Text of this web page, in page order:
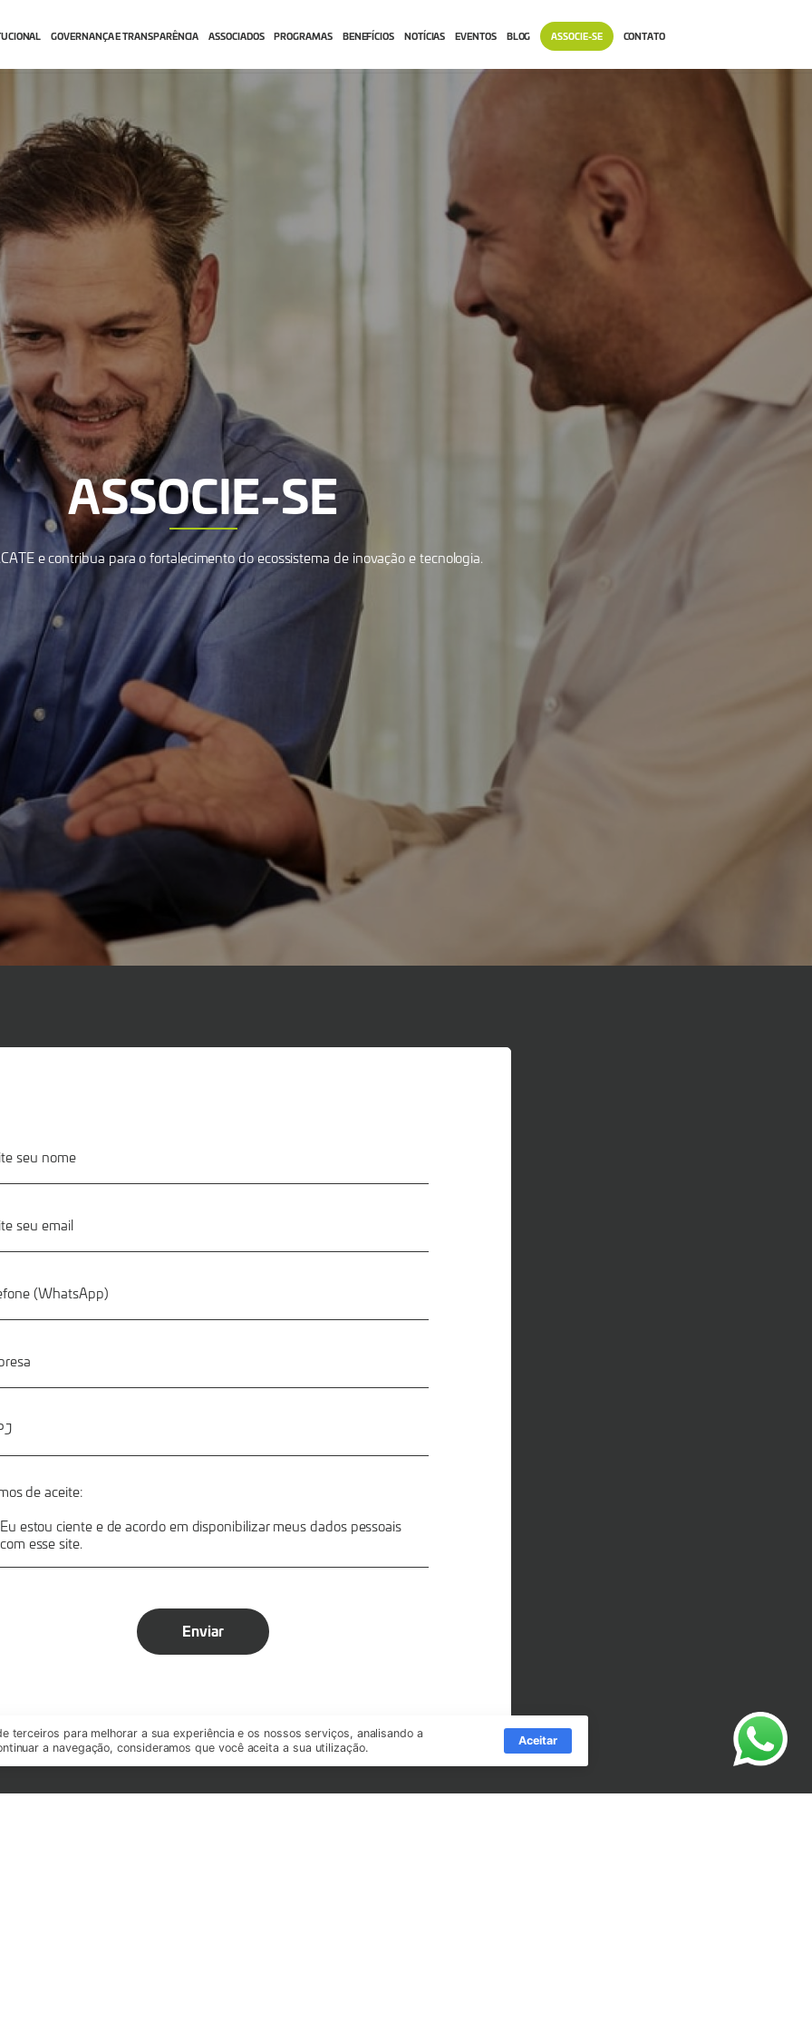
GOVERNANÇA E TRANSPARÊNCIA ASSOCIADOS PROGRAMAS BENEFÍCIOS NOTÍCIAS EVENTOS BLOG ASSOCIE-SE CONTATO
ASSOCIE-SE
e contribua para o fortalecimento do ecossistema de inovação e tecnologia.
de aceite:
Eu estou ciente e de acordo em disponibilizar meus dados pessoais
com esse site.
Enviar
terceiros para melhorar a sua experiência e os nossos serviços, analisando a
a navegação, consideramos que você aceita a sua utilização.
Aceitar